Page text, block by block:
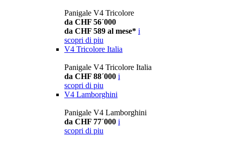
Panigale V4 Tricolore
da CHF 56´000
da CHF 589 al mese* i
scopri di piu
V4 Tricolore Italia
Panigale V4 Tricolore Italia
da CHF 88´000 i
scopri di piu
V4 Lamborghini
Panigale V4 Lamborghini
da CHF 77´000 i
scopri di piu